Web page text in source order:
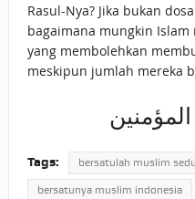
Rasul-Nya? Jika bukan
bagaimana mungkin
yang membolehkan
meskipun jumlah mereka
Tags: bersatulah muslim
bersatunya muslim indonesia